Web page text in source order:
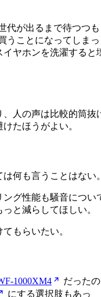
代が出るまで待つつも
うことになってしまっ
ヤホンを洗濯すると
、人の声は比較的筒抜
たほうがよい。
何も言うことはない
グ性能も騒音につい
と減らしてほしい。
もらいたい。
1000XM4
だったの
にする選択肢もあっ